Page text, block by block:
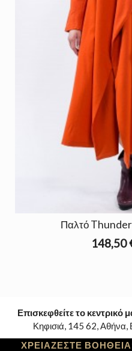
Παλτό
148,50
Επισκεφθείτε το κεντρικό
Κηφισιά, 145 62,
ΧΡΕΙΑΖΕΣΤΕ